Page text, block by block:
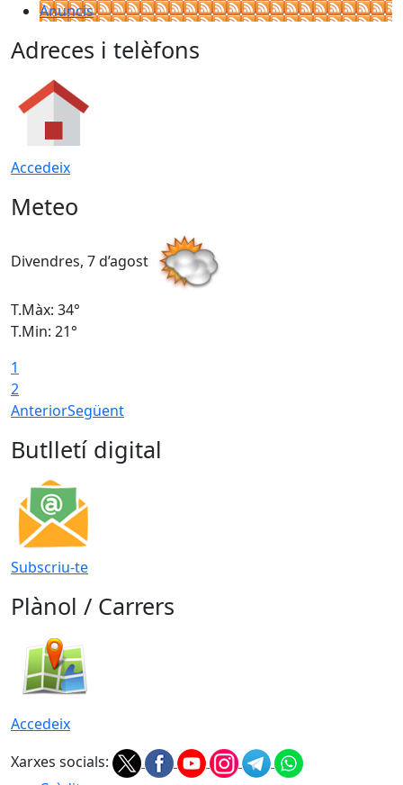
Anuncis
Adreces i telèfons
Accedeix
Meteo
Divendres, 7 d’agost
T.Màx: 34°
T.Min: 21°
1
2
AnteriorSegüent
Butlletí digital
Subscriu-te
Plànol / Carrers
Accedeix
Xarxes socials: